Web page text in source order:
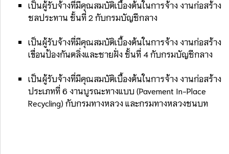
เป็นผู้รับจ้างที่มีคุณสมบัติเบื้องต้นในการจ้าง งานก่อสร้าง
ชลประทาน ชั้นที่ 2 กับกรมบัญชีกลาง
เป็นผู้รับจ้างที่มีคุณสมบัติเบื้องต้นในการจ้าง งานก่อสร้าง
เขื่อนป้องกันตลิ่งและชายฝั่ง ชั้นที่ 4 กับกรมบัญชีกลาง
เป็นผู้รับจ้างที่มีคุณสมบัติเบื้องต้นในการจ้าง งานก่อสร้าง
ประเภทที่ 6 งานบูรณะทางแบบ (Pavement In-Place
Recycling) กับกรมทางหลวง และกรมทางหลวงชนบท